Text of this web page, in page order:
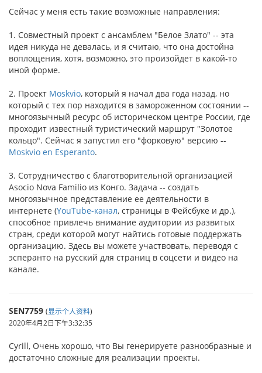
Сейчас у меня есть такие возможные направления:
1. Совместный проект с ансамблем "Белое Злато" -- эта
идея никуда не девалась, и я считаю, что она достойна
воплощения, хотя, возможно, это произойдет в какой-то
иной форме.
2. Проект Moskvio, который я начал два года назад, но
который с тех пор находится в замороженном состоянии --
многоязычный ресурс об историческом центре России, где
проходит известный туристический маршрут "Золотое
кольцо". Сейчас я запустил его "форковую" версию --
Moskvio en Esperanto.
3. Сотрудничество с благотворительной организацией
Asocio Nova Familio из Конго. Задача -- создать
многоязычное представление ее деятельности в
интернете (YouTube-канал, страницы в Фейсбуке и др.),
способное привлечь внимание аудитории из развитых
стран, среди которой могут найтись готовые поддержать
организацию. Здесь вы можете участвовать, переводя с
эсперанто на русский для страниц в соцсети и видео на
канале.
SEN7759 (显示个人资料)
2020年4月2日下午3:32:35
Cyrill, Очень хорошо, что Вы генерируете разнообразные и
достаточно сложные для реализации проекты.